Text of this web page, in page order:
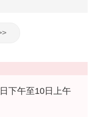
下午至10日上午